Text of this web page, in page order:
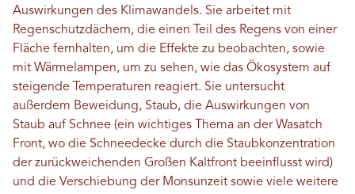
Auswirkungen des Klimawandels. Sie arbeitet mit
Regenschutzdächern, die einen Teil des Regens von einer
Fläche fernhalten, um die Effekte zu beobachten, sowie
mit Wärmelampen, um zu sehen, wie das Ökosystem auf
steigende Temperaturen reagiert. Sie untersucht
außerdem Beweidung, Staub, die Auswirkungen von
Staub auf Schnee (ein wichtiges Thema an der Wasatch
Front, wo die Schneedecke durch die Staubkonzentration
der zurückweichenden Großen Kaltfront beeinflusst wird)
und die Verschiebung der Monsunzeit sowie viele weitere